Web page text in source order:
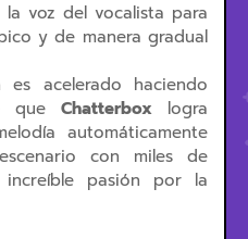
voz del vocalista para
y de manera gradual
acelerado haciendo
que Chatterbox logra
automáticamente
con miles de
pasión por la